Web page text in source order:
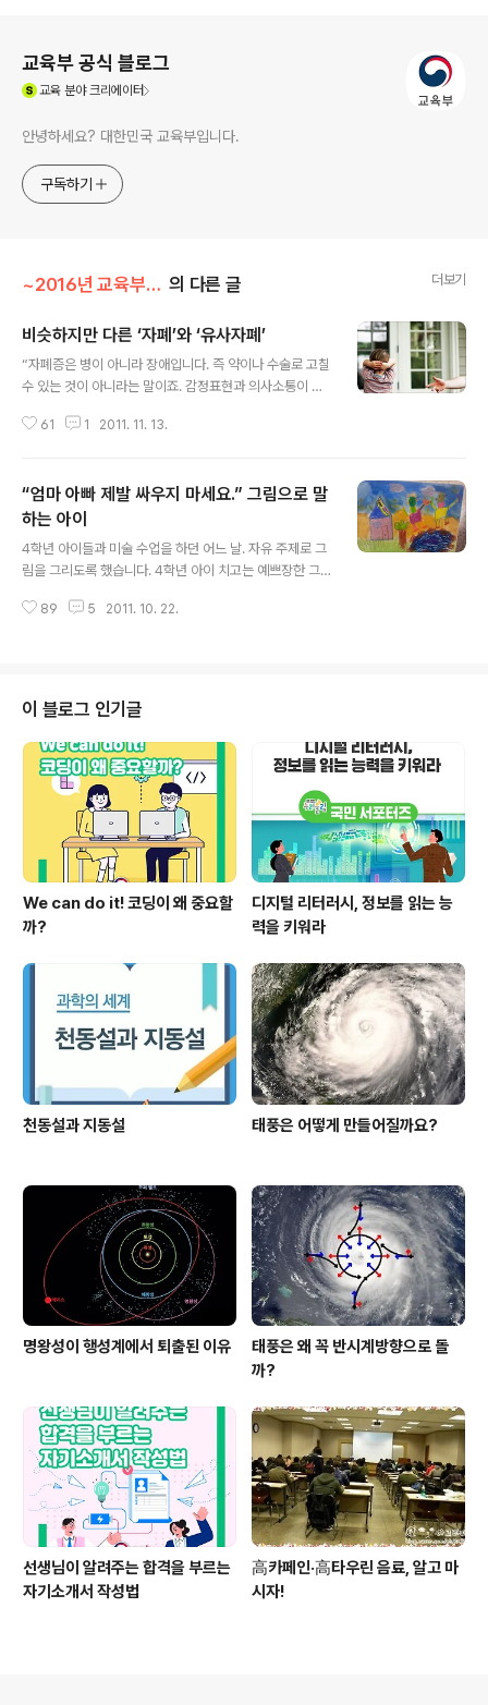
교육부 공식 블로그
교육분야 크리에이터
안녕하세요? 대한민국 교육부입니다.
구독하기
~2016년 교육부 이야기/부모의 지혜 나눔 의 다른 글 더보기
비슷하지만 다른 ‘자폐’와 ‘유사자폐’
“자폐증은 병이 아니라 장애입니다. 즉 약이나 수술로 고칠
수 있는 것이 아니라는 말이죠. 감정표현과 의사소통이 잘
어울릴 수 없는 것이 이 장애의 가장 큰 문제점이지요.” 영
진단받을 때 의사가 한 말입니다. 자폐성 장애는 지적 장애
의 한 일환으로 포함되어 있다가, 2003년에 하나의 장애
군(PDD)로 독립되었습니다. 일반적으로 사회성과 의사소
통, 자발적 활동에 어려움이 있는 증상을 나타내지요. 그런
데 여러분, ‘유사자폐’, 즉 자폐성장애와 같은 증상을 보이
지만 사실 이와는 다른 장애가 있다는 사실을 아시나요? 중
61 1 2011. 11. 13.
“엄마 아빠 제발 싸우지 마세요.” 그림으로 말
하는 아이
4학년 아이들과 미술 수업을 하던 어느 날. 자유 주제로 그
림을 그리도록 했습니다. 4학년 아이 치고는 예쁘장한 그
내용이 가득했습니다. 멀리서 보기에는 ‘여자아이가 예쁘
놀란 저는 “어디서 보고 그렸어?” “무슨 내용이야?”라고
했더니 “그냥 생각나는 대로 아무거나 그린 건데요.”라는
천연덕스런 답이 나왔습니다. 걱정스러운 마음에 동료 선
생님과 이야기를 하다가 이 학생 동생의 담임선생님과 이
야기를 하게 되었습니다. 그런데 그 선생님으로부터 “어,
동생 그림도 똑같은데~”란 ..
89 5 2011. 10. 22.
이 블로그 인기글
We can do it! 코딩이 왜 중요할
까?
디지털 리터러시, 정보를 읽는 능
력을 키워라
천동설과 지동설 태풍은 어떻게 만들어질까요?
명왕성이 행성계에서 퇴출된 이유
태풍은 왜 꼭 반시계방향으로 돌
까?
선생님이 알려주는 합격을 부르는
자기소개서 작성법
高카페인·高타우린 음료, 알고 마
시자!